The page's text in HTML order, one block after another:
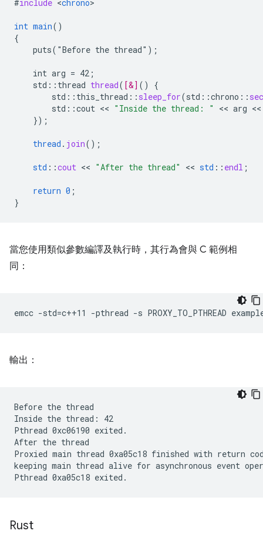
#include <chrono>
int main()
{
puts("Before the thread") ;
int arg = 42 ;
std : : thread thread( [&] ( )
{
std :: this_thread :: sleep_for(std ::chrono ::
std : :cout << "Inside the thread: " << arg
});
thread . join();
std ::cout << "After the thread" << std :: endl ;
return 0 ;
}
當您使用類似參數編譯及執行時，其行為會與 C 範例相
同：
emcc -std=c++11 -pthread -s PROXY_TO_PTHREAD
輸出：
Before the thread
Inside the thread: 42
Pthread 0xc06190 exited.
After the thread
Proxied main thread 0xa05c18 finished with return
keeping main thread alive for asynchronous event
Rust